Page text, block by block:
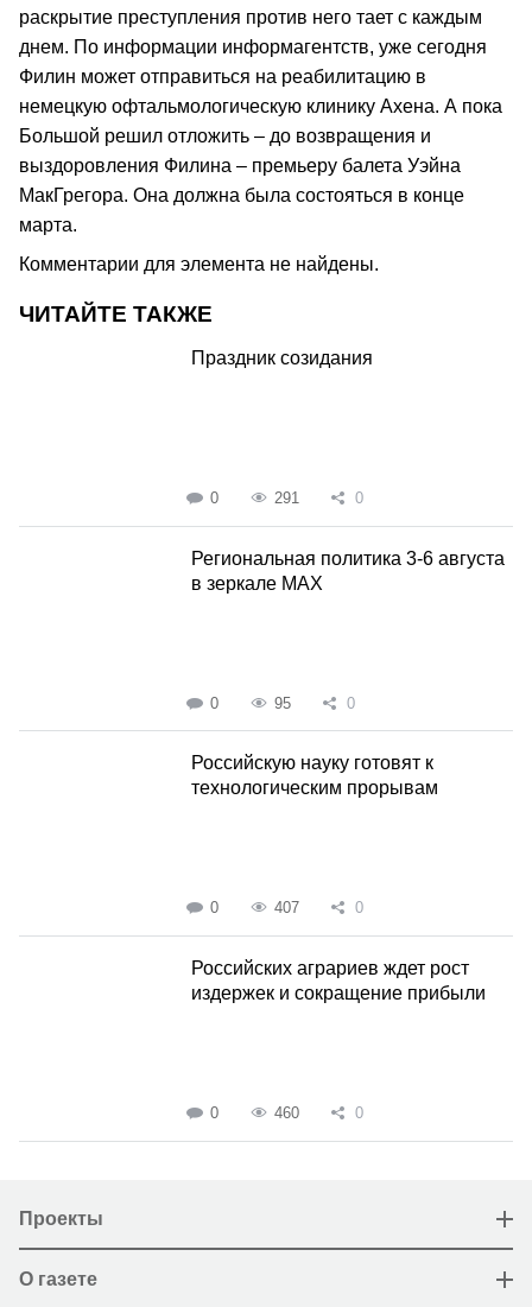
раскрытие преступления против него тает с каждым
днем. По информации информагентств, уже сегодня
Филин может отправиться на реабилитацию в
немецкую офтальмологическую клинику Ахена. А пока
Большой решил отложить – до возвращения и
выздоровления Филина – премьеру балета Уэйна
МакГрегора. Она должна была состояться в конце
марта.
Комментарии для элемента не найдены.
ЧИТАЙТЕ ТАКЖЕ
Праздник созидания
0 291 0
Региональная политика 3-6 августа
в зеркале MAX
0 95 0
Российскую науку готовят к
технологическим прорывам
0 407 0
Российских аграриев ждет рост
издержек и сокращение прибыли
0 460 0
Проекты
О газете